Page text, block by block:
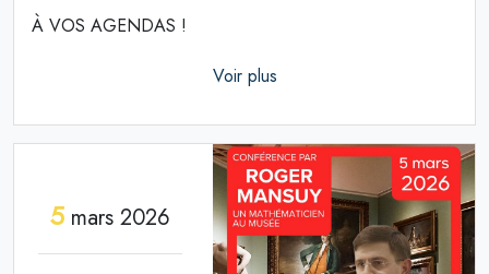
À VOS AGENDAS !
Voir plus
5mars 2026